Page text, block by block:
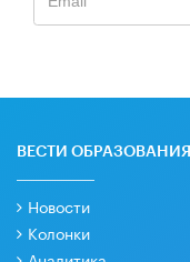
ВЕСТИ ОБРАЗОВАНИЯ
Новости
Колонки